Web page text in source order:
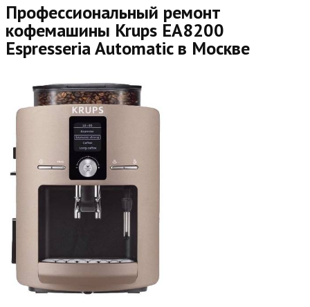
Профессиональный ремонт
кофемашины Krups EA8200
Espresseria Automatic в Москве